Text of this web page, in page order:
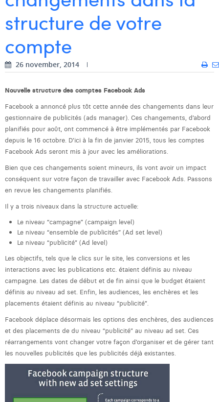
Dhan Claes
Edouard Polet
Elio Civalleri
Eliott Pousset
Floriane Defacqz
Glenn Vanderlinden
Hanne Van Loock
Janne Beke
Jonas Geiregat
Justine Cremer
Laura Rooseleer
Lena Pignoloni
Leonard Dierickx
Lisa Protin
Lore Fierens
Lotte Vranckx
Louis Nassogne
Digital Business Intern
structure de votre
compte
26 november, 2014
Nouvelle structure des comptes Facebook Ads
Facebook a annoncé plus tôt cette année des changements dans leur
gestionnaire de publicités (ads manager). Ces changements, d’abord
planifiés pour août, ont commencé à être implémentés par Facebook
depuis le 16 octobre. D’ici à la fin de janvier 2015, tous les comptes
Facebook Ads seront mis à jour avec les améliorations.
Bien que ces changements soient mineurs, ils vont avoir un impact
conséquent sur votre façon de travailler avec Facebook Ads. Passons
en revue les changements planifiés.
Il y a trois niveaux dans la structure actuelle:
Le niveau “campagne” (campaign level)
Le niveau “ensemble de publicités” (Ad set level)
Le niveau “publicité” (Ad level)
Les objectifs, tels que le clics sur le site, les conversions et les
interactions avec les publications etc. étaient définis au niveau
campagne. Les dates de début et de fin ainsi que le budget étaient
définis au niveau ad set. Enfin, les audiences, les enchères et les
placements étaient définis au niveau “publicité”.
Facebook déplace désormais les options des enchères, des audiences
et des placements de du niveau “publicité” au niveau ad set. Ces
réarrangements vont changer votre façon d’organiser et de gérer tant
les nouvelles publicités que les publicités déjà existantes.